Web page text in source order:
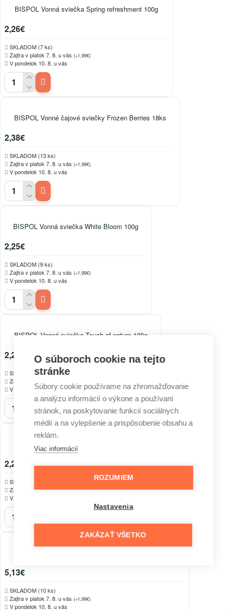
O súboroch cookie na tejto
stránke
Súbory cookie používame na zhromažďovanie
a analýzu informácií o výkone a používaní
stránok, na poskytovanie funkcií sociálnych
médií a na vylepšenie a prispôsobenie obsahu a
reklám.
Viac informácií
ROZUMIEM
Nastavenia
ZAKÁZAŤ VŠETKO
BISPOL Vonná sviečka Spring refreshment 100g
2,26€
SKLADOM (7 ks)
Zajtra v piatok 7. 8. u vás (+1,99€)
V pondelok 10. 8. u vás
BISPOL Vonné čajové sviečky Frozen Berries 18ks
2,38€
SKLADOM (13 ks)
Zajtra v piatok 7. 8. u vás (+1,99€)
V pondelok 10. 8. u vás
BISPOL Vonná sviečka White Bloom 100g
2,25€
SKLADOM (9 ks)
Zajtra v piatok 7. 8. u vás (+1,99€)
V pondelok 10. 8. u vás
BISPOL Vonná sviečka Touch of nature 100g
2,25€
SKLADOM (18 ks)
Zajtra v piatok 7. 8. u vás
V pondelok 10. 8. u vás
2,25€
SKLADOM (4 ks)
Zajtra v piatok 7. 8. u vás(+1,99€)
V pondelok 10. 8. u vás
5,13€
SKLADOM (10 ks)
Zajtra v piatok 7. 8. u vás (+1,99€)
V pondelok 10. 8. u vás